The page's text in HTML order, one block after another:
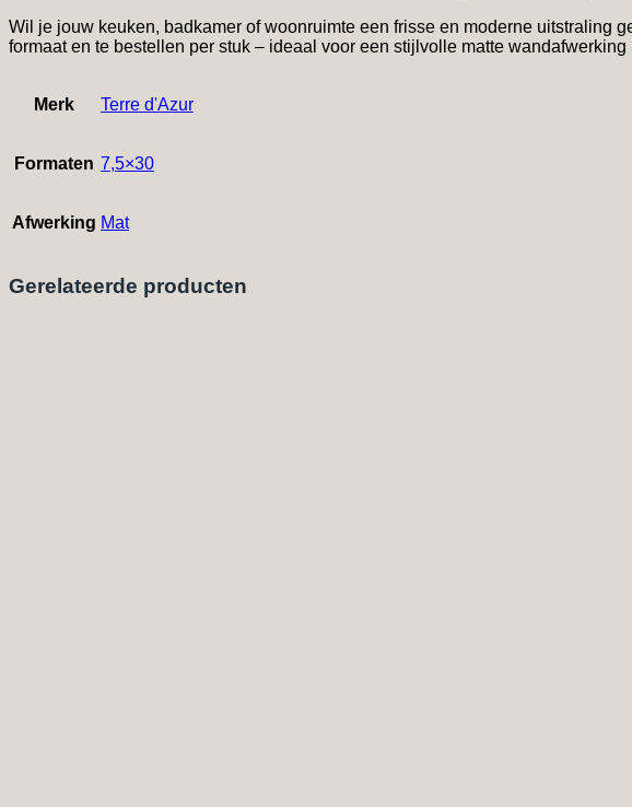
Wil je jouw keuken, badkamer of woonruimte een frisse en moderne uitstraling
formaat en te bestellen per stuk – ideaal voor een stijlvolle matte
Merk Terre d'Azur
Formaten 7,5×30
Afwerking Mat
Gerelateerde producten